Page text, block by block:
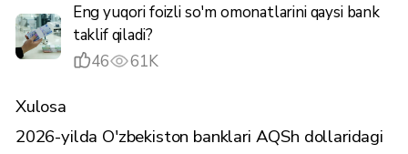
Eng yuqori foizli so'm omonatlarini qaysi bank
taklif qiladi?
46
61K
Xulosa
2026-yilda O'zbekiston banklari AQSh dollaridagi